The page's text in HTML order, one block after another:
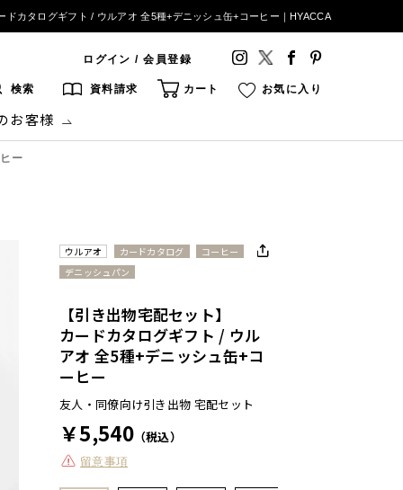
ドカタログギフト / ウルアオ 全5種+デニッシュ缶+コーヒー｜HYACCA
ログイン / 会員登録
検索 資料請求 カート お気に入り
お客様
ー
ウルアオ カードカタログ
コーヒー
デニッシュパン
【引き出物宅配セット】
カードカタログギフト / ウル
アオ 全5種+デニッシュ缶+コ
ーヒー
友人・同僚向け引き出物 宅配セット
￥5,540（税込）
留意事項